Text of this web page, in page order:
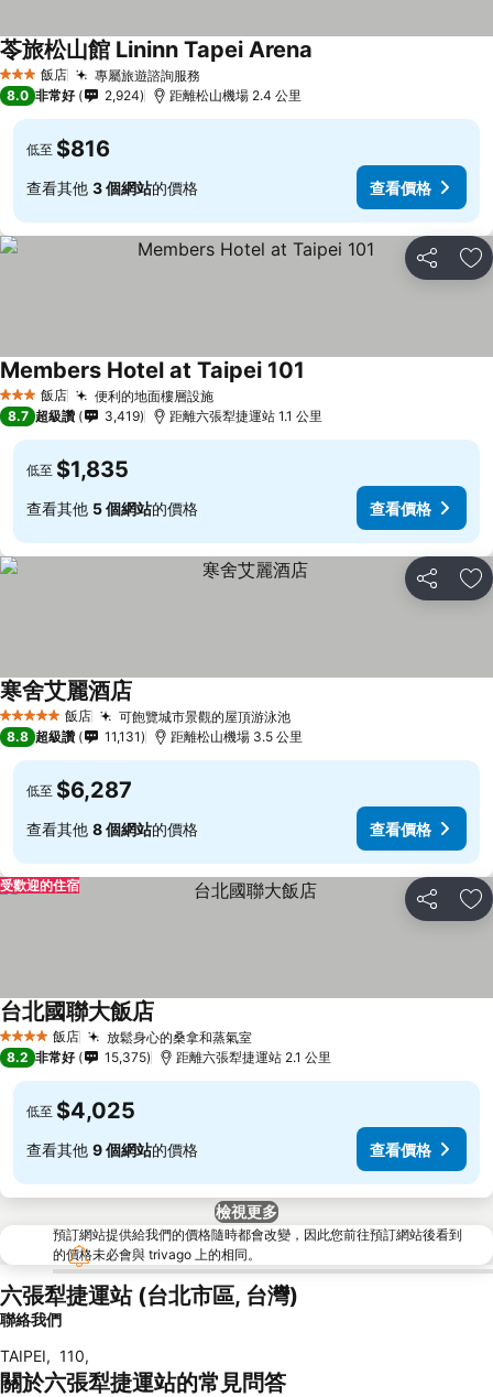
3 星級 飯店 專屬旅遊諮詢服務
苓旅松山館 Lininn Tapei Arena
8.0 非常好 2,924 距離松山機場 2.4 公里
低至 $816
查看其他 3 個網站的價格 查看價格
分享 加
3 星級 飯店 便利的地面樓層設施查看價格
Members Hotel at Taipei 101
8.7 超級讚 3,419 距離六張犁捷運站 1.1 公里
低至 $1,835
查看其他 5 個網站的價格 查看價格
分享 加
5 星級 飯店 可飽覽城市景觀的屋頂游泳池查看價格
寒舍艾麗酒店
8.8 超級讚 11,131 距離松山機場 3.5 公里
低至 $6,287
查看其他 8 個網站的價格 查看價格
分享 加
受歡迎的住宿
4 星級 飯店 放鬆身心的桑拿和蒸氣室查看價格
台北國聯大飯店
8.2 非常好 15,375 距離六張犁捷運站 2.1 公里
低至 $4,025
查看其他 9 個網站的價格 查看價格
檢視更多
預訂網站提供給我們的價格隨時都會改變，因此您前往預訂網站後看到
的價格未必會與 trivago 上的相同。
六張犁捷運站 (台北市區, 台灣)
聯絡我們
TAIPEI, 110,
關於六張犁捷運站的常見問答